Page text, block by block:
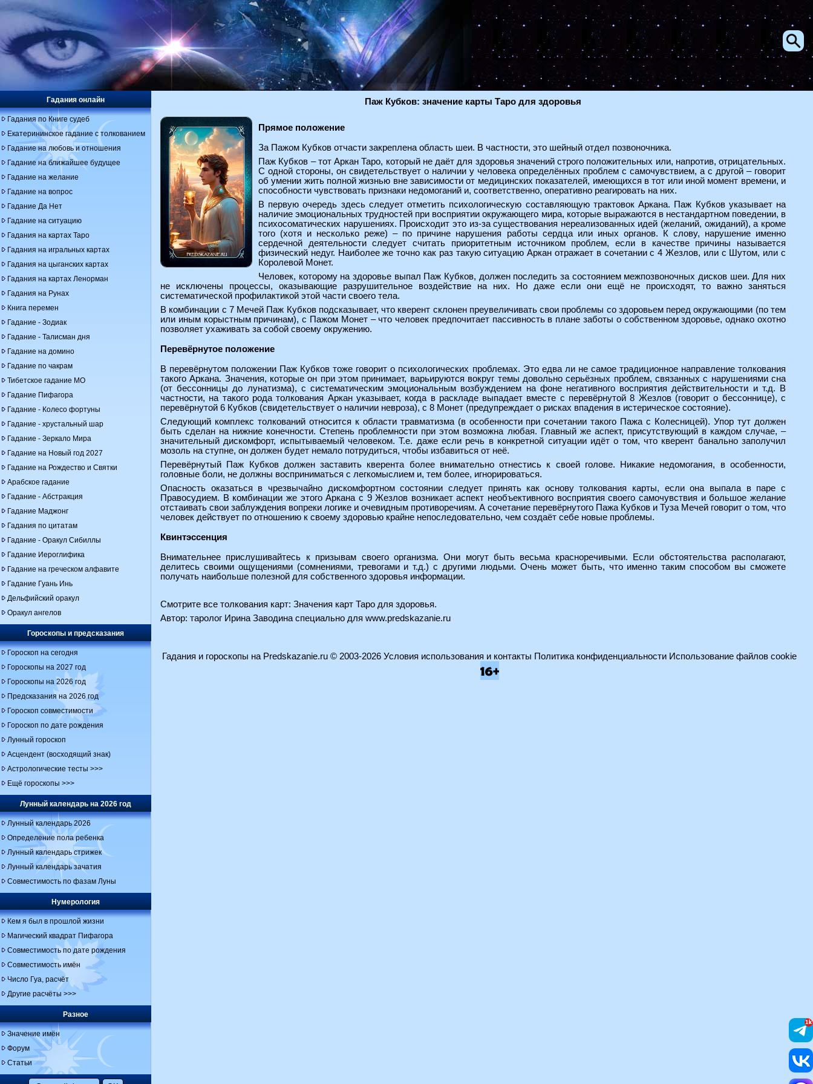
Паж Кубков: значение карты Таро для здоровья
Прямое положение
За Пажом Кубков отчасти закреплена область шеи. В частности, это шейный отдел позвоночника.
Паж Кубков – тот Аркан Таро, который не даёт для здоровья значений строго положительных или, напротив, отрицательных.
С одной стороны, он свидетельствует о наличии у человека определённых проблем с самочувствием, а с другой – говорит
об умении жить полной жизнью вне зависимости от медицинских показателей, имеющихся в тот или иной момент времени, и
способности чувствовать признаки недомоганий и, соответственно, оперативно реагировать на них.
В первую очередь здесь следует отметить психологическую составляющую трактовок Аркана. Паж Кубков указывает на
наличие эмоциональных трудностей при восприятии окружающего мира, которые выражаются в нестандартном поведении, в
психосоматических нарушениях. Происходит это из-за существования нереализованных идей (желаний, ожиданий), а кроме
того (хотя и несколько реже) – по причине нарушения работы сердца или иных органов. К слову, нарушение именно
сердечной деятельности следует считать приоритетным источником проблем, если в качестве причины называется
физический недуг. Наиболее же точно как раз такую ситуацию Аркан отражает в сочетании с 4 Жезлов, или с Шутом, или с
Королевой Монет.
Человек, которому на здоровье выпал Паж Кубков, должен последить за состоянием межпозвоночных дисков шеи. Для них
не исключены процессы, оказывающие разрушительное воздействие на них. Но даже если они ещё не происходят, то важно заняться
систематической профилактикой этой части своего тела.
В комбинации с 7 Мечей Паж Кубков подсказывает, что кверент склонен преувеличивать свои проблемы со здоровьем перед окружающими (по тем
или иным корыстным причинам), с Пажом Монет – что человек предпочитает пассивность в плане заботы о собственном здоровье, однако охотно
позволяет ухаживать за собой своему окружению.
Перевёрнутое положение
В перевёрнутом положении Паж Кубков тоже говорит о психологических проблемах. Это едва ли не самое традиционное направление толкования
такого Аркана. Значения, которые он при этом принимает, варьируются вокруг темы довольно серьёзных проблем, связанных с нарушениями сна
(от бессонницы до лунатизма), с систематическим эмоциональным возбуждением на фоне негативного восприятия действительности и т.д. В
частности, на такого рода толкования Аркан указывает, когда в раскладе выпадает вместе с перевёрнутой 8 Жезлов (говорит о бессоннице), с
перевёрнутой 6 Кубков (свидетельствует о наличии невроза), с 8 Монет (предупреждает о рисках впадения в истерическое состояние).
Следующий комплекс толкований относится к области травматизма (в особенности при сочетании такого Пажа с Колесницей). Упор тут должен
быть сделан на нижние конечности. Степень проблемности при этом возможна любая. Главный же аспект, присутствующий в каждом случае, –
значительный дискомфорт, испытываемый человеком. Т.е. даже если речь в конкретной ситуации идёт о том, что кверент банально заполучил
мозоль на ступне, он должен будет немало потрудиться, чтобы избавиться от неё.
Перевёрнутый Паж Кубков должен заставить кверента более внимательно отнестись к своей голове. Никакие недомогания, в особенности,
головные боли, не должны восприниматься с легкомыслием и, тем более, игнорироваться.
Опасность оказаться в чрезвычайно дискомфортном состоянии следует принять как основу толкования карты, если она выпала в паре с
Правосудием. В комбинации же этого Аркана с 9 Жезлов возникает аспект необъективного восприятия своего самочувствия и большое желание
отстаивать свои заблуждения вопреки логике и очевидным противоречиям. А сочетание перевёрнутого Пажа Кубков и Туза Мечей говорит о том, что
человек действует по отношению к своему здоровью крайне непоследовательно, чем создаёт себе новые проблемы.
Квинтэссенция
Внимательнее прислушивайтесь к призывам своего организма. Они могут быть весьма красноречивыми. Если обстоятельства располагают,
делитесь своими ощущениями (сомнениями, тревогами и т.д.) с другими людьми. Очень может быть, что именно таким способом вы сможете
получать наибольше полезной для собственного здоровья информации.
Смотрите все толкования карт: Значения карт Таро для здоровья.
Автор: таролог Ирина Заводина специально для www.predskazanie.ru
Гадания онлайн
Гадания по Книге судеб
Екатерининское гадание с толкованием
Гадание на любовь и отношения
Гадание на ближайшее будущее
Гадание на желание
Гадание на вопрос
Гадание Да Нет
Гадание на ситуацию
Гадания на картах Таро
Гадания на игральных картах
Гадания на цыганских картах
Гадания на картах Ленорман
Гадания на Рунах
Книга перемен
Гадание - Зодиак
Гадание - Талисман дня
Гадание на домино
Гадание по чакрам
Тибетское гадание МО
Гадание Пифагора
Гадание - Колесо фортуны
Гадание - хрустальный шар
Гадание - Зеркало Мира
Гадание на Новый год 2027
Гадание на Рождество и Святки
Арабское гадание
Гадание - Абстракция
Гадание Маджонг
Гадания по цитатам
Гадание - Оракул Сибиллы
Гадание Иероглифика
Гадание на греческом алфавите
Гадание Гуань Инь
Дельфийский оракул
Оракул ангелов
Гороскопы и предсказания
Гороскоп на сегодня
Гороскопы на 2027 год
Гороскопы на 2026 год
Предсказания на 2026 год
Гороскоп совместимости
Гороскоп по дате рождения
Лунный гороскоп
Асцендент (восходящий знак)
Астрологические тесты >>>
Ещё гороскопы >>>
Лунный календарь на 2026 год
Лунный календарь 2026
Определение пола ребенка
Лунный календарь стрижек
Лунный календарь зачатия
Совместимость по фазам Луны
Нумерология
Кем я был в прошлой жизни
Магический квадрат Пифагора
Совместимость по дате рождения
Совместимость имён
Число Гуа, расчёт
Другие расчёты >>>
Разное
Значение имён
Форум
Статьи
Гадания и гороскопы на Predskazanie.ru© 2003-2026 Условия использования и контакты Политика конфиденциальности Использование файлов cookie